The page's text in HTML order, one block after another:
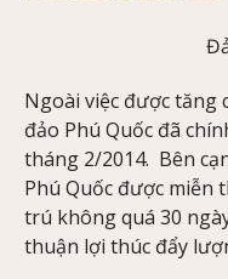
Ngoài việc được tăng
đảo Phú Quốc đã
tháng 2/2014. Bên
Phú Quốc được miễn
trú không quá 30
thuận lợi thúc đẩy